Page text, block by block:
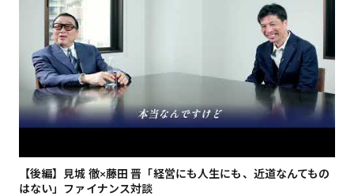
【後編】見城 徹×藤田 晋「経営にも人生にも、近道なんてもの
はない」ファイナンス対談